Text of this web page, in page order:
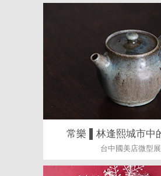
常樂 ▌林逢熙城市中
台中國美店微型展